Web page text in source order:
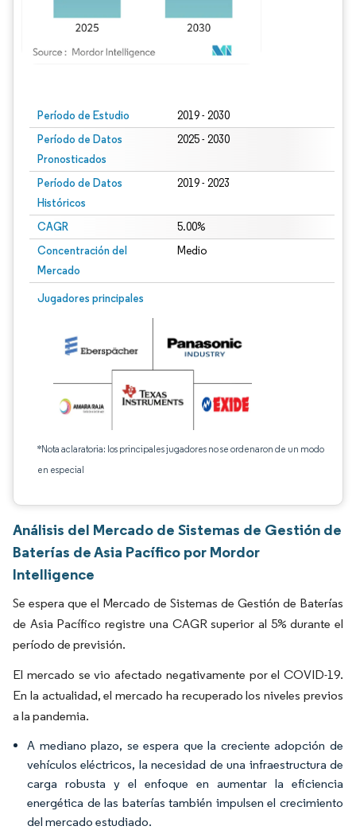
Período de Estudio 2019 - 2030
Período de Datos
Pronosticados
2025 - 2030
Período de Datos
Históricos
2019 - 2023
CAGR 5.00%
Concentración del
Mercado
Medio
Jugadores principales
*Nota aclaratoria: los principales jugadores no se ordenaron de un modo
en especial
Análisis del Mercado de Sistemas de Gestión de
Baterías de Asia Pacífico por Mordor
Intelligence
Se espera que el Mercado de Sistemas de Gestión de Baterías
de Asia Pacífico registre una CAGR superior al 5% durante el
período de previsión.
El mercado se vio afectado negativamente por el COVID-19.
En la actualidad, el mercado ha recuperado los niveles previos
a la pandemia.
A mediano plazo, se espera que la creciente adopción de
vehículos eléctricos, la necesidad de una infraestructura de
carga robusta y el enfoque en aumentar la eficiencia
energética de las baterías también impulsen el crecimiento
del mercado estudiado.